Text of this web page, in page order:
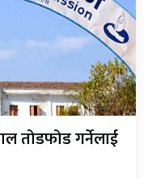
तोडफोड गर्नेलाई